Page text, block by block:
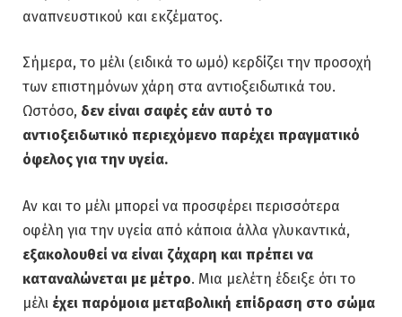
αναπνευστικού και εκζέματος.
Σήμερα, το μέλι (ειδικά το ωμό) κερδίζει την προσοχή
των επιστημόνων χάρη στα αντιοξειδωτικά του.
Ωστόσο, δεν είναι σαφές εάν αυτό το
αντιοξειδωτικό περιεχόμενο παρέχει πραγματικό
όφελος για την υγεία.
Αν και το μέλι μπορεί να προσφέρει περισσότερα
οφέλη για την υγεία από κάποια άλλα γλυκαντικά,
εξακολουθεί να είναι ζάχαρη και πρέπει να
καταναλώνεται με μέτρο. Μια μελέτη έδειξε ότι το
μέλι έχει παρόμοια μεταβολική επίδραση στο σώμα